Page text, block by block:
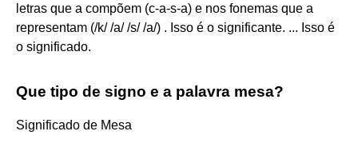
letras que a compõem (c-a-s-a) e nos fonemas que a
representam (/k/ /a/ /s/ /a/) . Isso é o significante. ... Isso é
o significado.
Que tipo de signo e a palavra mesa?
Significado de Mesa